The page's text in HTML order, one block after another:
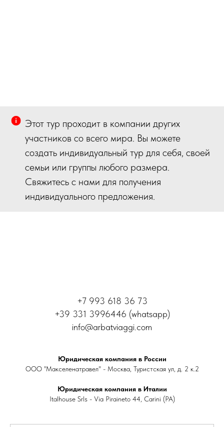
Этот тур проходит в компании других
участников со всего мира. Вы можете
создать индивидуальный тур для себя, своей
семьи или группы любого размера.
Свяжитесь с нами для получения
индивидуального предложения.
+7 993 618 36 73
+39 331 3996446 (whatsapp)
info@arbatviaggi.com
Юридическая компания в России
ООО "Макселенатравел" - Москва, Туристская ул, д. 2 к.2
Юридическая компания в Италии
Italhouse Srls - Via Piraineto 44, Carini (PA)